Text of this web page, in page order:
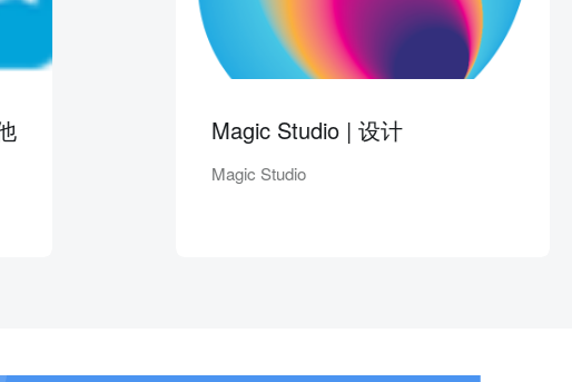
Magic Studio | 设计
Magic Studio